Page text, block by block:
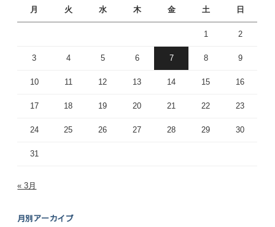
月 火 水 木 金 土 日
1 2
3 4 5 6 7 8 9
10 11 12 13 14 15 16
17 18 19 20 21 22 23
24 25 26 27 28 29 30
31
« 3月
月別アーカイブ